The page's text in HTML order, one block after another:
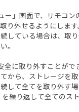
ー」画面で、リモコン
り外せるようにします
している場合は、取
。
全に取り外すことがで
から、ストレージを取
して全てを取り外す
繰り返して全てのス